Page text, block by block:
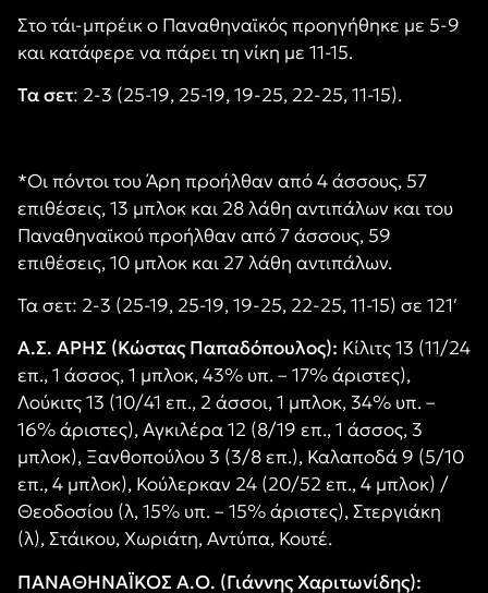
Στο τάι-μπρέικ ο Παναθηναϊκός προηγήθηκε με 5-9
και κατάφερε να πάρει τη νίκη με 11-15.
Τα σετ: 2-3 (25-19, 25-19, 19-25, 22-25, 11-15).
*Οι πόντοι του Άρη προήλθαν από 4 άσσους, 57
επιθέσεις, 13 μπλοκ και 28 λάθη αντιπάλων και του
Παναθηναϊκού προήλθαν από 7 άσσους, 59
επιθέσεις, 10 μπλοκ και 27 λάθη αντιπάλων.
Τα σετ: 2-3 (25-19, 25-19, 19-25, 22-25, 11-15) σε 121′
Α.Σ. ΑΡΗΣ (Κώστας Παπαδόπουλος): Κίλιτς 13 (11/24
επ., 1 άσσος, 1 μπλοκ, 43% υπ. – 17% άριστες),
Λούκιτς 13 (10/41 επ., 2 άσσοι, 1 μπλοκ, 34% υπ. –
16% άριστες), Αγκιλέρα 12 (8/19 επ., 1 άσσος, 3
μπλοκ), Ξανθοπούλου 3 (3/8 επ.), Καλαποδά 9 (5/10
επ., 4 μπλοκ), Κούλερκαν 24 (20/52 επ., 4 μπλοκ) /
Θεοδοσίου (λ, 15% υπ. – 15% άριστες), Στεργιάκη
(λ), Στάικου, Χωριάτη, Αντύπα, Κουτέ.
ΠΑΝΑΘΗΝΑΪΚΟΣ Α.Ο. (Γιάννης Χαριτωνίδης):